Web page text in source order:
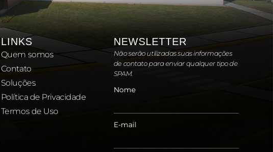
LINKS
Quem somos
Contato
Soluções
Política de Privacidade
Termos de Uso
NEWSLETTER
Não serão utilizadas suas informações
de contato para enviar qualquer tipo de
SPAM.
Nome
E-mail